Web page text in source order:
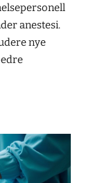
anestesi.
nye